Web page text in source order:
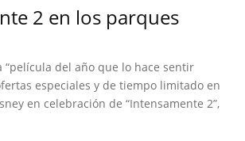
2 en los parques
“película del año que lo hace sentir
especiales y de tiempo limitado en
en celebración de “Intensamente 2”,